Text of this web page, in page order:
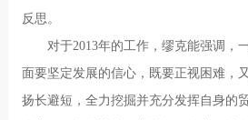
反思。
对于2013年的工作，缪克能强调，
面要坚定发展的信心，既要正视困难，
扬长避短，全力挖掘并充分发挥自身的